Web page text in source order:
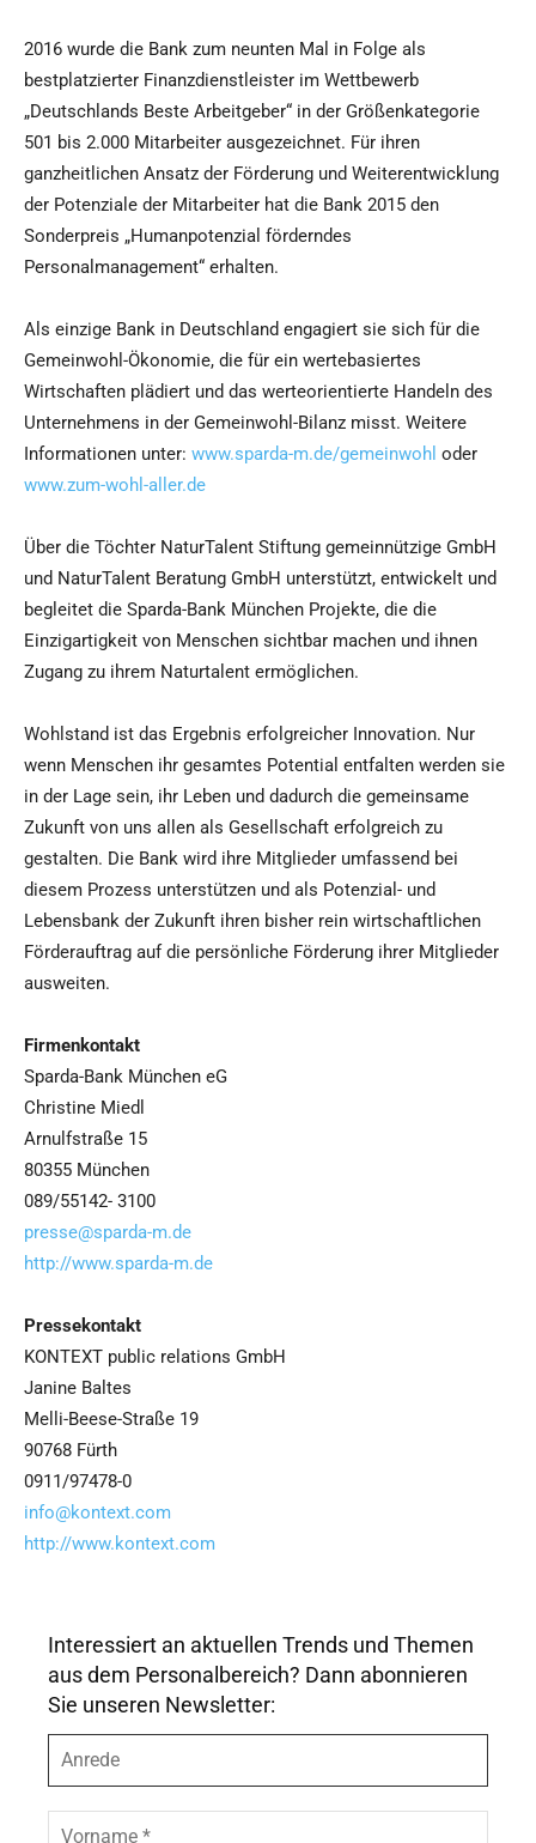
2016 wurde die Bank zum neunten Mal in Folge als
bestplatzierter Finanzdienstleister im Wettbewerb
„Deutschlands Beste Arbeitgeber“ in der Größenkategorie
501 bis 2.000 Mitarbeiter ausgezeichnet. Für ihren
ganzheitlichen Ansatz der Förderung und Weiterentwicklung
der Potenziale der Mitarbeiter hat die Bank 2015 den
Sonderpreis „Humanpotenzial förderndes
Personalmanagement“ erhalten.
Als einzige Bank in Deutschland engagiert sie sich für die
Gemeinwohl-Ökonomie, die für ein wertebasiertes
Wirtschaften plädiert und das werteorientierte Handeln des
Unternehmens in der Gemeinwohl-Bilanz misst. Weitere
Informationen unter: www.sparda-m.de/gemeinwohl oder
www.zum-wohl-aller.de
Über die Töchter NaturTalent Stiftung gemeinnützige GmbH
und NaturTalent Beratung GmbH unterstützt, entwickelt und
begleitet die Sparda-Bank München Projekte, die die
Einzigartigkeit von Menschen sichtbar machen und ihnen
Zugang zu ihrem Naturtalent ermöglichen.
Wohlstand ist das Ergebnis erfolgreicher Innovation. Nur
wenn Menschen ihr gesamtes Potential entfalten werden sie
in der Lage sein, ihr Leben und dadurch die gemeinsame
Zukunft von uns allen als Gesellschaft erfolgreich zu
gestalten. Die Bank wird ihre Mitglieder umfassend bei
diesem Prozess unterstützen und als Potenzial- und
Lebensbank der Zukunft ihren bisher rein wirtschaftlichen
Förderauftrag auf die persönliche Förderung ihrer Mitglieder
ausweiten.
Firmenkontakt
Sparda-Bank München eG
Christine Miedl
Arnulfstraße 15
80355 München
089/55142- 3100
presse@sparda-m.de
http://www.sparda-m.de
Pressekontakt
KONTEXT public relations GmbH
Janine Baltes
Melli-Beese-Straße 19
90768 Fürth
0911/97478-0
info@kontext.com
http://www.kontext.com
Interessiert an aktuellen Trends und Themen
aus dem Personalbereich? Dann abonnieren
Sie unseren Newsletter:
r
e